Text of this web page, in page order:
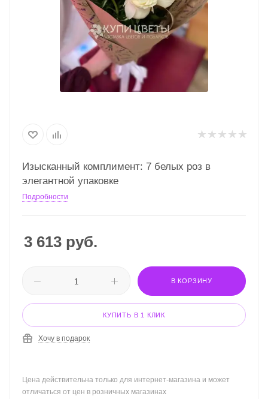
Изысканный комплимент: 7 белых роз в
элегантной упаковке
Подробности
3 613 руб.
В КОРЗИНУ
КУПИТЬ В 1 КЛИК
Хочу в подарок
Цена действительна только для интернет-магазина и может
отличаться от цен в розничных магазинах